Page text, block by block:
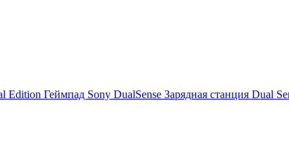
Edition Геймпад Sony DualSense Зарядная станция Dual